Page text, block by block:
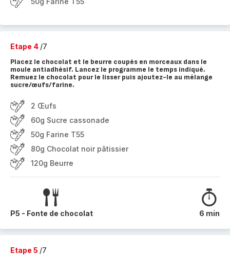
Etape 4 /7
Placez le chocolat et le beurre coupés en morceaux dans le
moule antiadhésif. Lancez le programme le temps indiqué.
Remuez le chocolat pour le lisser puis ajoutez-le au mélange
sucre/œufs/farine.
2 Œufs
60g Sucre cassonade
50g Farine T55
80g Chocolat noir pâtissier
120g Beurre
P5 - Fonte de chocolat 6 min
Etape 5 /7